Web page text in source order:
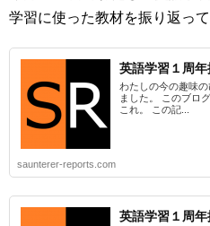
学習に使った教材を振り返って
英語学習１周年
わたしの今の趣味
ました。 このブロ
これ。 この記...
saunterer-reports.com
英語学習１周年